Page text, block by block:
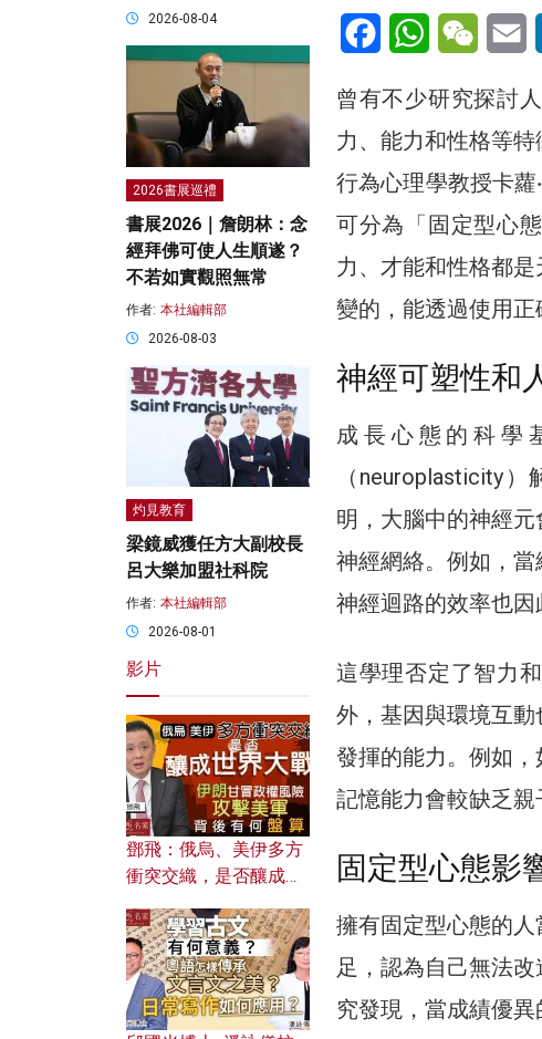
FacebookWhatsAppWeChat
曾有不少研究探討
力、能力和性格等
行為心理學教授卡
可分為「固定型心
力、才能和性格都
變的，能透過使用正
神經可塑性和
成長心態的科學
（neuroplasticity
明，大腦中的神經
神經網絡。例如，
神經迴路的效率也因
這學理否定了智力
外，基因與環境互
發揮的能力。例如
記憶能力會較缺乏親
固定型心態影
擁有固定型心態的
足，認為自己無法
究發現，當成績優
2026-08-04
2026書展巡禮
書展2026｜詹朗林：念
經拜佛可使人生順遂？
不若如實觀照無常
作者: 本社編輯部
2026-08-03
灼見教育
梁鏡威獲任方大副校長
呂大樂加盟社科院
作者: 本社編輯部
2026-08-01
影片
鄧飛：俄烏、美伊多方
衝突交織，是否釀成世
風險攻擊美軍，背後有
何盤算？